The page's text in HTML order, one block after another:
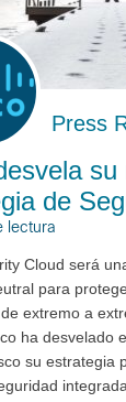
Press
su
de
lectura
Cloud será
para
extremo a
ha desvelado
su estrategia